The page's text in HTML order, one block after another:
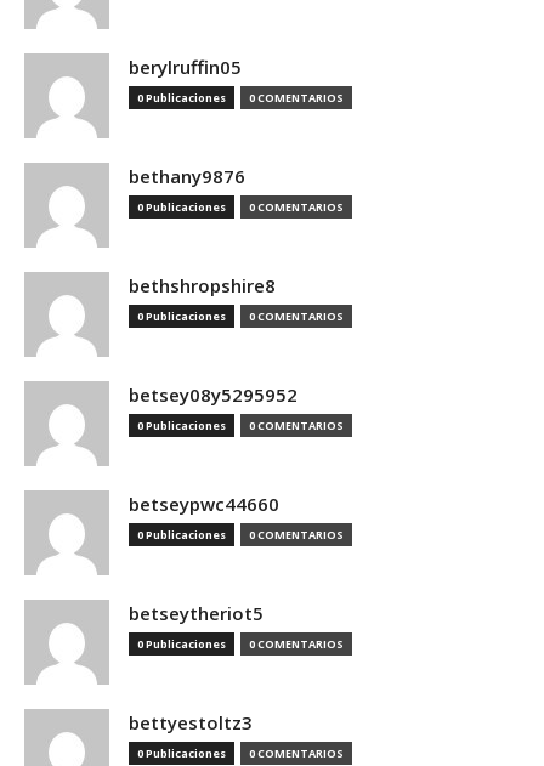
berylruffin05
0 Publicaciones 0 COMENTARIOS
bethany9876
0 Publicaciones 0 COMENTARIOS
bethshropshire8
0 Publicaciones 0 COMENTARIOS
betsey08y5295952
0 Publicaciones 0 COMENTARIOS
betseypwc44660
0 Publicaciones 0 COMENTARIOS
betseytheriot5
0 Publicaciones 0 COMENTARIOS
bettyestoltz3
0 Publicaciones 0 COMENTARIOS